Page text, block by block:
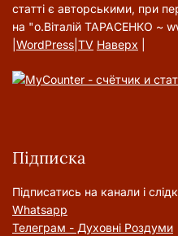
статті є авторськими, при
на "о.Віталій ТАРАСЕНКО ~
WordPress TV Наверх
Підписка
Підписатись на канали і
Whatsapp
Телеграм - Духовні Роздуми